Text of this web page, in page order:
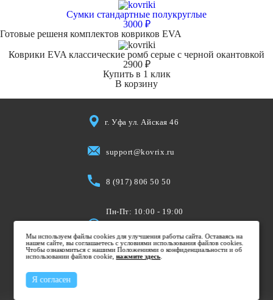
Сумки стандартные полукруглые
3000 ₽
Готовые решеня комплектов ковриков EVA
Коврики EVA классические ромб серые с черной окантовкой
2900 ₽
Купить в 1 клик
В корзину
г. Уфа ул. Айская 46
support@kovrix.ru
8 (917) 806 50 50
Пн-Пт: 10:00 - 19:00
Вс: Выходной
Мы используем файлы cookies для улучшения работы сайта. Оставаясь на
нашем сайте, вы соглашаетесь с условиями использования файлов cookies.
Чтобы ознакомиться с нашими Положениями о конфиденциальности и об
использовании файлов cookie,нажмите здесь.
Я согласен